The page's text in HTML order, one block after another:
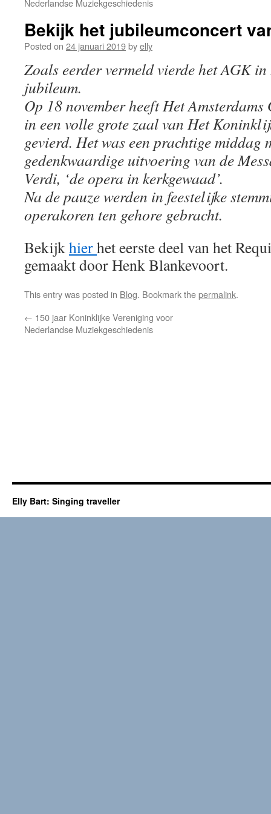
Nederlandse Muziekgeschiedenis
Bekijk het jubileumconcert
Posted on 24 januari 2019byelly
Zoals eerder vermeld vierde het AGK
jubileum.
Op 18 november heeft Het
in een volle grote zaal van Het
gevierd. Het was een prachtige middag
gedenkwaardige uitvoering van de
Verdi, ‘de opera in kerkgewaad’.
Na de pauze werden in feestelijke
operakoren ten gehore gebracht.
Bekijkhierhet eerste deel van het
gemaakt door Henk Blankevoort.
This entry was posted in Blog. Bookmark thepermalink.
← 150 jaar Koninklijke Vereniging voor
Nederlandse Muziekgeschiedenis
Elly Bart: Singing traveller